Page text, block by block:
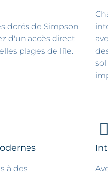
dorés de Simpson
d'un accès direct
plages de l'île.
à des